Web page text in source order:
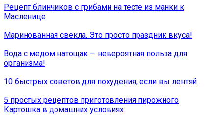
Рецепт блинчиков с грибами на тесте из манки к
Масленице
Маринованная свекла. Это просто праздник вкуса!
Вода с медом натощак — невероятная польза для
организма!
10 быстрых советов для похудения, если вы лентяй
5 простых рецептов приготовления пирожного
Картошка в домашних условиях